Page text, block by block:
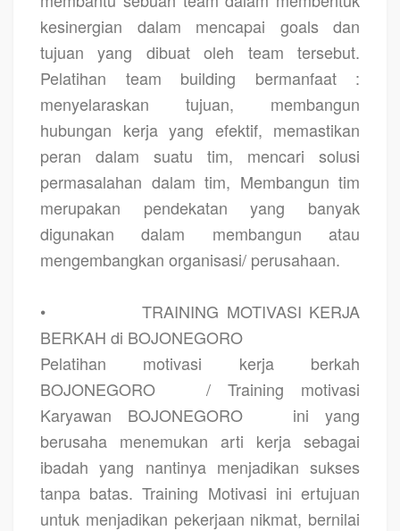
kesinergian dalam mencapai goals dan
tujuan yang dibuat oleh team tersebut.
Pelatihan team building bermanfaat :
menyelaraskan tujuan, membangun
hubungan kerja yang efektif, memastikan
peran dalam suatu tim, mencari solusi
permasalahan dalam tim, Membangun tim
merupakan pendekatan yang banyak
digunakan dalam membangun atau
mengembangkan organisasi/ perusahaan.
•
TRAINING MOTIVASI KERJA
BERKAH di BOJONEGORO
Pelatihan motivasi kerja berkah
BOJONEGORO
/ Training motivasi
Karyawan BOJONEGORO
ini yang
berusaha menemukan arti kerja sebagai
ibadah yang nantinya menjadikan sukses
tanpa batas. Training Motivasi ini ertujuan
untuk menjadikan pekerjaan nikmat, bernilai